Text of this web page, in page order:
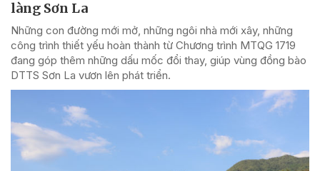
làng Sơn La
Những con đường mới mở, những ngôi nhà mới xây, những
công trình thiết yếu hoàn thành từ Chương trình MTQG 1719
đang góp thêm những dấu mốc đổi thay, giúp vùng đồng bào
DTTS Sơn La vươn lên phát triển.